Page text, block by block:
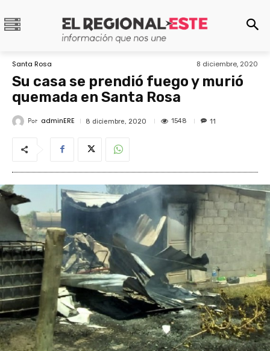
Santa Rosa 8 diciembre, 2020
Su casa se prendió fuego y murió
quemada en Santa Rosa
Por adminERE 8 diciembre, 2020 1548 11